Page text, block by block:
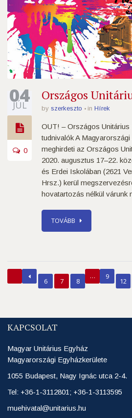
04
JÚL
0
Országos
by szerkeszto in Hírek
OUT! – Országos Unitárius
tudnivalók A
meghirdeti az Országos
2020. augusztus 17–22.
és Erdei Iskolában (2621
Hrsz.) kerül
hovatartozás nélkül várunk
TOVÁBB
6 7 8
… 9
12
KAPCSOLAT
Magyar Unitárius Egyház
Magyarországi Egyházkerülete
1055 Budapest, Nagy Ignác utca 2-4.
Tel: +36-1-3112801; +36-1-3113595
muehivatal@unitarius.hu